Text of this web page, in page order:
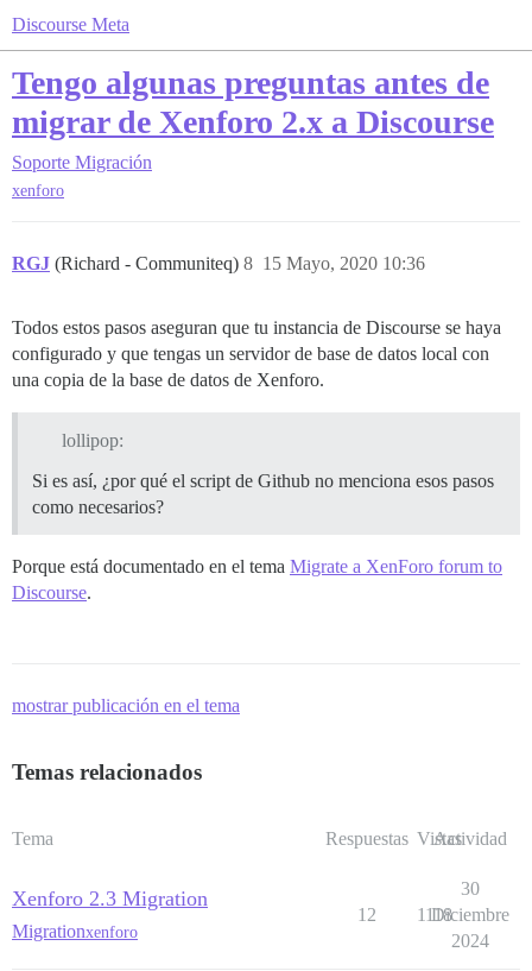
Discourse Meta
Tengo algunas preguntas antes de
migrar de Xenforo 2.x a Discourse
Soporte Migración
xenforo
RGJ (Richard - Communiteq) 15 Mayo, 2020 10:36
8
Todos estos pasos aseguran que tu instancia de Discourse se haya
configurado y que tengas un servidor de base de datos local con
una copia de la base de datos de Xenforo.
lollipop:
Si es así, ¿por qué el script de Github no menciona esos pasos
como necesarios?
Porque está documentado en el tema Migrate a XenForo forum to
Discourse.
mostrar publicación en el tema
Temas relacionados
Tema Respuestas Vistas
Actividad
Xenforo 2.3 Migration
Migrationxenforo
12 1118
30
Diciembre
2024